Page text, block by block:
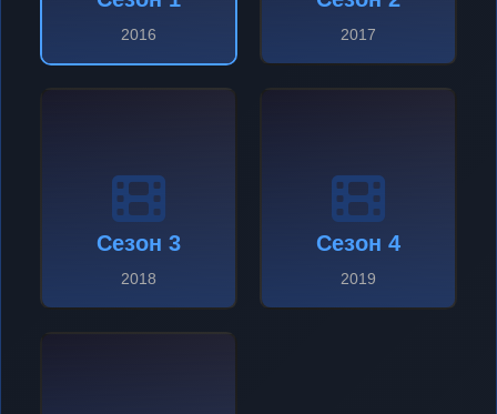
2016 2017
Сезон 3
2018
Сезон 4
2019